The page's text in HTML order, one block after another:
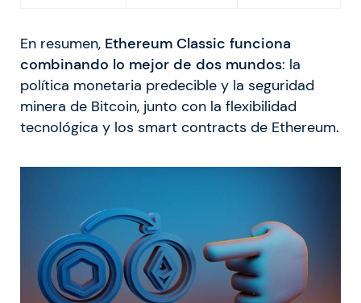
En resumen, Ethereum Classic funciona
combinando lo mejor de dos mundos: la
política monetaria predecible y la seguridad
minera de Bitcoin, junto con la flexibilidad
tecnológica y los smart contracts de Ethereum.